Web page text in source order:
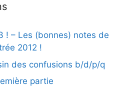
! – Les (bonnes) notes de
2012 !
des confusions b/d/p/q
partie